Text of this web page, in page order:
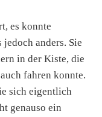
es konnte
anders. Sie
in der Kiste, die
fahren konnte.
sich eigentlich
genauso ein